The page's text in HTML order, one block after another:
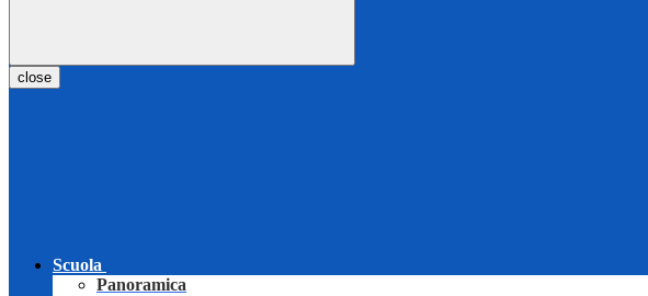
close
Scuola
Panoramica